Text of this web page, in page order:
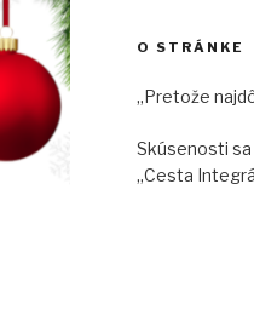
O STRÁNKE
„Pretože
Skúsenosti sa
„Cesta